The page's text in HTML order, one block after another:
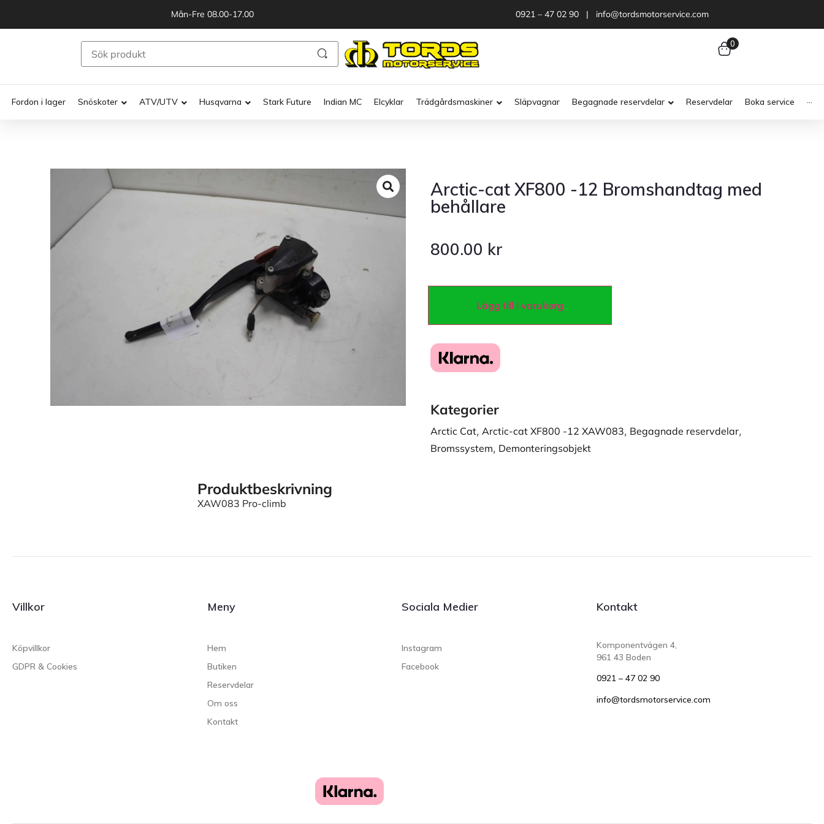
Mån-Fre 08.00-17.00 0921 – 47 02 90 | info@tordsmotorservice.com
0
Fordon i lager Snöskoter ATV/UTV Husqvarna Stark Future Indian MC Elcyklar Trädgårdsmaskiner Släpvagnar Begagnade reservdelar Reservdelar Boka service ···
Arctic-cat XF800 -12 Bromshandtag med
behållare
800.00 kr
Lägg till i varukorg
Kategorier
Arctic Cat, Arctic-cat XF800 -12 XAW083, Begagnade reservdelar,
Bromssystem, Demonteringsobjekt
Produktbeskrivning
XAW083 Pro-climb
Villkor
Köpvillkor
GDPR & Cookies
Meny
Hem
Butiken
Reservdelar
Om oss
Kontakt
Sociala Medier
Instagram
Facebook
Kontakt
Komponentvägen 4,
961 43 Boden
0921 – 47 02 90
info@tordsmotorservice.com